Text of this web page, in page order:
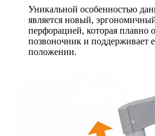
Уникальной особенностью
является новый,
перфорацией, которая плавно
позвоночник и поддерживает
положении.